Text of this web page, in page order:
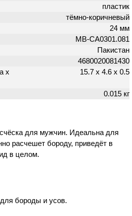
пластик
тёмно-коричневый
24 мм
MB-CA0301.081
Пакистан
4680020081430
х
15.7 х 4.6 х 0.5
0.015 кг
для мужчин. Идеальна для
расчешет бороду, приведёт в
в целом.
бороды и усов.